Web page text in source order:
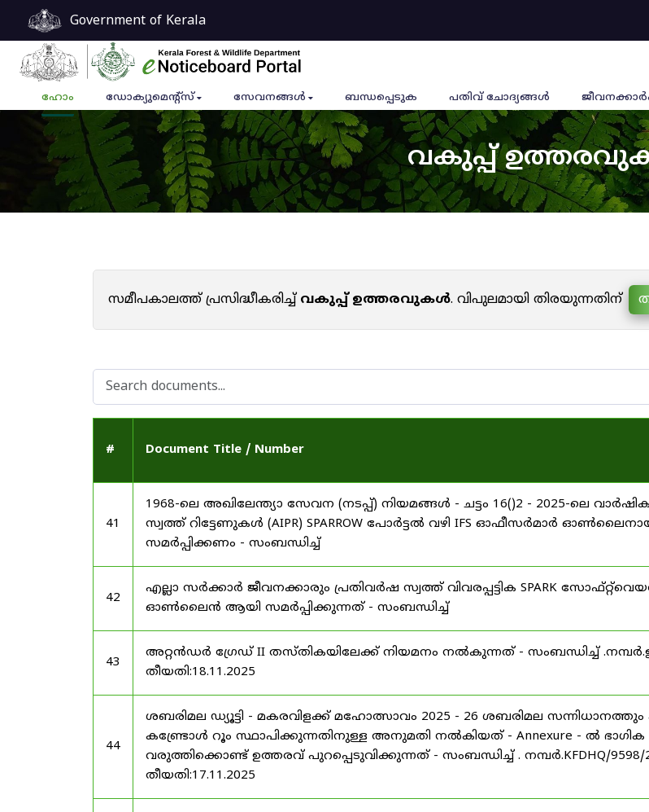
Government of Kerala
ഹോം ഡോക്യുമെൻ്റ്സ് സേവനങ്ങൾ ബന്ധപ്പെടുക പതിവ് ചോദ്യങ്ങൾ
വകുപ്പ്
സമീപകാലത്ത് പ്രസിദ്ധീകരിച്ച്വകുപ്പ് ഉത്തരവുകൾ. വിപുലമായി തിരയുന്നതിന്
# Document Title / Number
41
1968-ലെ അഖിലേന്ത്യാ സേവന (നടപ്പ്) നിയമങ്ങൾ - ചട്ടം 16()2 - 2025-ലെ
സ്വത്ത് റിട്ടേണുകൾ (AIPR) SPARROW പോർട്ടൽ വഴി IFS ഓഫീസർമാർ
സമർപ്പിക്കണം - സംബന്ധിച്ച്
42
എല്ലാ സർക്കാർ ജീവനക്കാരും പ്രതിവർഷ സ്വത്ത് വിവരപ്പട്ടിക SPARK
ഓൺലൈൻ ആയി സമർപ്പിക്കുന്നത് - സംബന്ധിച്ച്
43
അറ്റൻഡർ ഗ്രേഡ് II തസ്തികയിലേക്ക് നിയമനം നൽകുന്നത് - സംബന്ധിച്ച് .നമ്പർ.ഇ
തീയതി:18.11.2025
44
ശബരിമല ഡ്യൂട്ടി - മകരവിളക്ക് മഹോത്സാവം 2025 - 26 ശബരിമല സന്നിധാനത്തും
കണ്ട്രോൾ റൂം സ്ഥാപിക്കുന്നതിനുള്ള അനുമതി നൽകിയത് - Annexure - ൽ ഭാഗിക
വരുത്തിക്കൊണ്ട് ഉത്തരവ് പുറപ്പെടുവിക്കുന്നത് - സംബന്ധിച്ച് . നമ്പർ.KFDHQ/9598/
തീയതി:17.11.2025